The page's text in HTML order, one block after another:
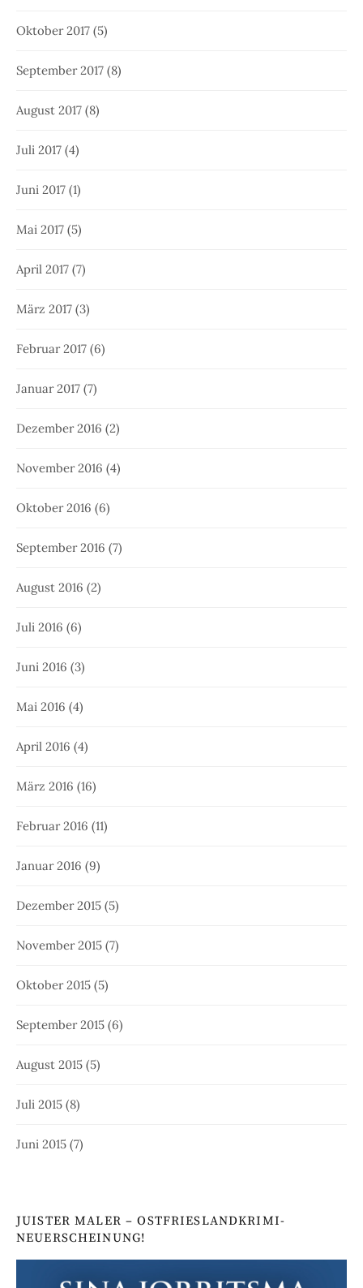
Oktober 2017 (5)
September 2017 (8)
August 2017 (8)
Juli 2017 (4)
Juni 2017 (1)
Mai 2017 (5)
April 2017 (7)
März 2017 (3)
Februar 2017 (6)
Januar 2017 (7)
Dezember 2016 (2)
November 2016 (4)
Oktober 2016 (6)
September 2016 (7)
August 2016 (2)
Juli 2016 (6)
Juni 2016 (3)
Mai 2016 (4)
April 2016 (4)
März 2016 (16)
Februar 2016 (11)
Januar 2016 (9)
Dezember 2015 (5)
November 2015 (7)
Oktober 2015 (5)
September 2015 (6)
August 2015 (5)
Juli 2015 (8)
Juni 2015 (7)
JUISTER MALER – OSTFRIESLANDKRIMI-
NEUERSCHEINUNG!